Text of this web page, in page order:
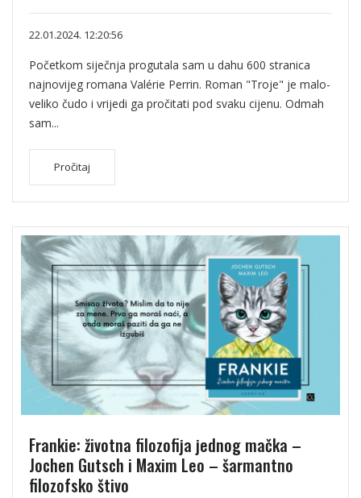
22.01.2024. 12:20:56
Početkom siječnja progutala sam u dahu 600 stranica
najnovijeg romana Valérie Perrin. Roman "Troje" je malo-
veliko čudo i vrijedi ga pročitati pod svaku cijenu. Odmah
sam...
Pročitaj
Frankie: životna filozofija jednog mačka –
Jochen Gutsch i Maxim Leo – šarmantno
filozofsko štivo